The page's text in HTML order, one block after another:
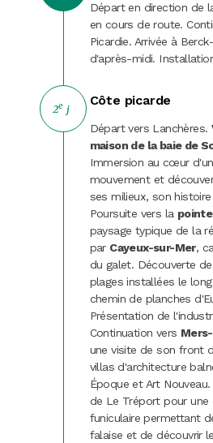
Départ en direction de
en cours de route.
Picardie. Arrivée à
d'après-midi.
2e j
Côte picarde
Départ vers Lanchères.
maison de la baie de
Immersion au cœur
mouvement et
ses milieux, son
Poursuite vers la
paysage typique de la
par Cayeux-sur-Mer,
du galet. Découverte
plages installées le
chemin de planches
Présentation de
Continuation vers
une visite de son front
villas d'architecture
Époque et Art
de Le Tréport pour une
funiculaire permettant
falaise et de découvrir